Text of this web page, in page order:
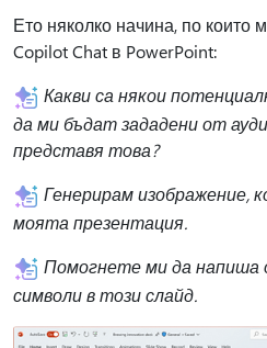
Ето няколко начина, по които
Copilot Chat в PowerPoint:
Какви са някои
да ми бъдат зададени от
представя това?
Генерирам изображение,
моята презентация.
Помогнете ми да
символи в този слайд.